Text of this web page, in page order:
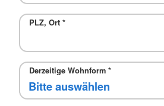
PLZ, Ort *
Derzeitige Wohnform *